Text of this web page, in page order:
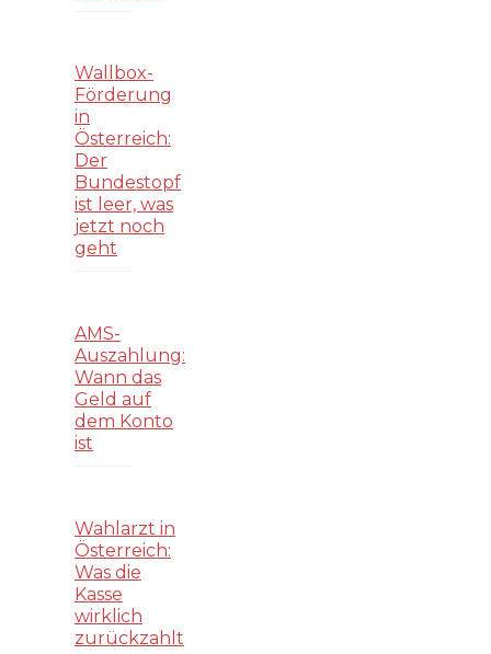
Wallbox-
Förderung
in
Österreich:
Der
Bundestopf
ist leer, was
jetzt noch
geht
AMS-
Auszahlung:
Wann das
Geld auf
dem Konto
ist
Wahlarzt in
Österreich:
Was die
Kasse
wirklich
zurückzahlt